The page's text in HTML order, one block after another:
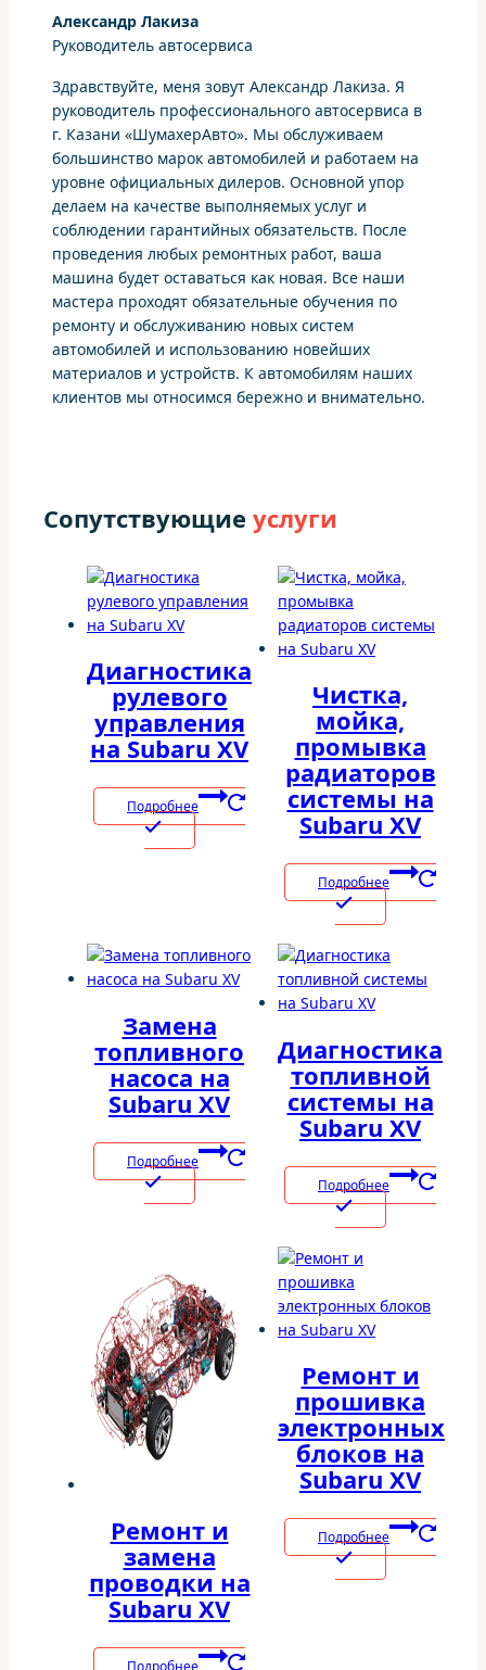
Александр Лакиза
Руководитель автосервиса
Здравствуйте, меня зовут Александр Лакиза. Я
руководитель профессионального автосервиса в
г. Казани «ШумахерАвто». Мы обслуживаем
большинство марок автомобилей и работаем на
уровне официальных дилеров. Основной упор
делаем на качестве выполняемых услуг и
соблюдении гарантийных обязательств. После
проведения любых ремонтных работ, ваша
машина будет оставаться как новая. Все наши
мастера проходят обязательные обучения по
ремонту и обслуживанию новых систем
автомобилей и использованию новейших
материалов и устройств. К автомобилям наших
клиентов мы относимся бережно и внимательно.
Сопутствующие услуги
Диагностика
рулевого
управления
на Subaru XV
Подробнее
Чистка,
мойка,
промывка
радиаторов
системы на
Subaru XV
Подробнее
Замена
топливного
насоса на
Subaru XV
Подробнее
Диагностика
топливной
системы на
Subaru XV
Подробнее
Ремонт и
замена
проводки на
Subaru XV
Ремонт и
прошивка
электронных
блоков на
Subaru XV
Подробнее